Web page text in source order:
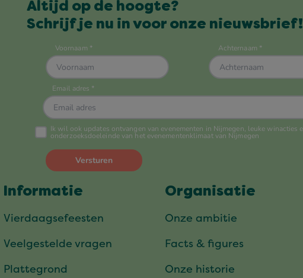
Altijd op de hoogte?
Schrijf je nu in voor onze nieuwsbrief!
Informatie
Vierdaagsefeesten
Veelgestelde vragen
Plattegrond
Organisatie
Onze ambitie
Facts & figures
Onze historie